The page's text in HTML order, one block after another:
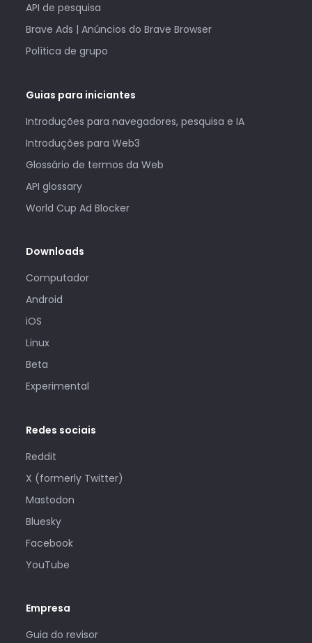
API de pesquisa
Brave Ads | Anúncios do Brave Browser
Política de grupo
Guias para iniciantes
Introduções para navegadores, pesquisa e IA
Introduções para Web3
Glossário de termos da Web
API glossary
World Cup Ad Blocker
Downloads
Computador
Android
iOS
Linux
Beta
Experimental
Redes sociais
Reddit
X (formerly Twitter)
Mastodon
Bluesky
Facebook
YouTube
Empresa
Guia do revisor